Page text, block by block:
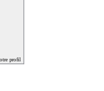
profil